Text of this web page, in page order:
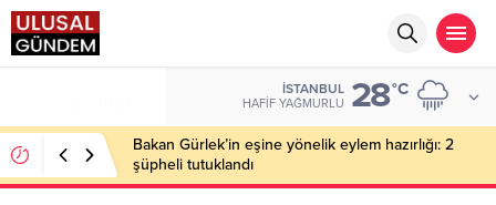
İSTANBUL
HAFIF YAĞMURLU 28°C
Bakan Gürlek’in eşine yönelik eylem hazırlığı: 2
şüpheli tutuklandı